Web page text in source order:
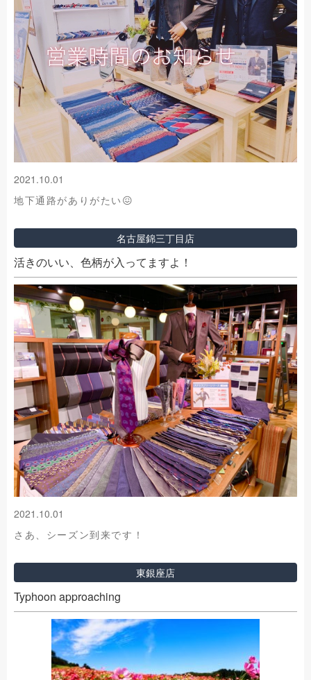
2021.10.01
地下通路がありがたい😖
名古屋錦三丁目店
活きのいい、色柄が入ってますよ！
2021.10.01
さあ、シーズン到来です！
東銀座店
Typhoon approaching